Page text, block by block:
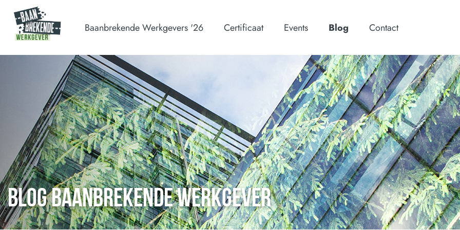
Baanbrekende Werkgevers '26 Certificaat Events Blog Contact
BLOG BAANBREKENDE WERKGEVER